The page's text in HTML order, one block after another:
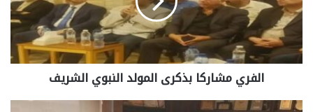
الفري مشاركا بذكرى المولد النبوي الشريف